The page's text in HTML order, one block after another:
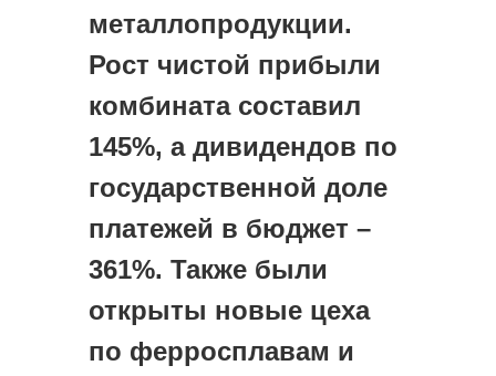
металлопродукции.
Рост чистой прибыли
комбината составил
145%, а дивидендов по
государственной доле
платежей в бюджет –
361%. Также были
открыты новые цеха
по ферросплавам и